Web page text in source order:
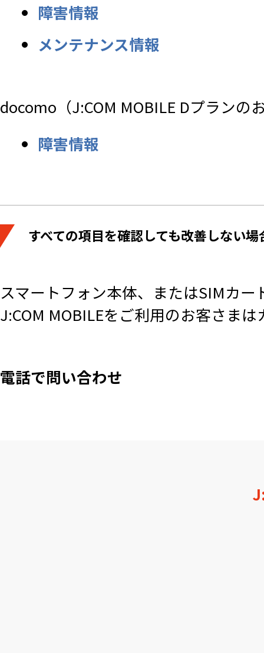
障害情報
メンテナンス情報
docomo（J:COM MOBILE Dプランの
障害情報
すべての項目を確認しても改善しない場
スマートフォン本体、またはSIMカ
J:COM MOBILEをご利用のお客さま
電話で問い合わせ